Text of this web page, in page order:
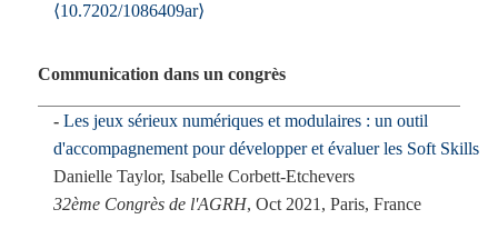
⟨10.7202/1086409ar⟩
Communication dans un congrès
Les jeux sérieux numériques et modulaires : un outil
d'accompagnement pour développer et évaluer les Soft Skills
Danielle Taylor, Isabelle Corbett-Etchevers
32ème Congrès de l'AGRH, Oct 2021, Paris, France